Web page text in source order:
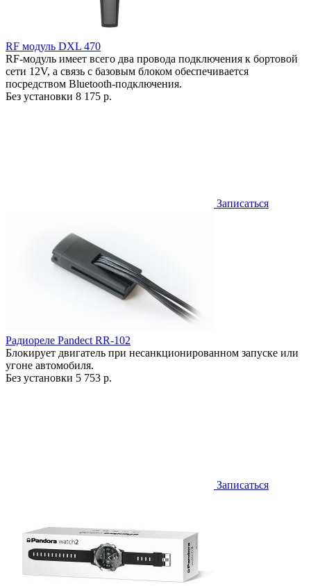
RF модуль DXL 470
RF-модуль имеет всего два провода подключения к бортовой
сети 12V, а связь с базовым блоком обеспечивается
посредством Bluetooth-подключения.
Без установки 8 175 р.
Записаться
Радиореле Pandect RR-102
Блокирует двигатель при несанкционированном запуске или
угоне автомобиля.
Без установки 5 753 р.
Записаться